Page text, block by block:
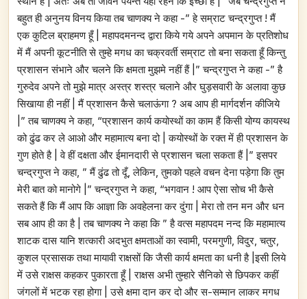
बहुत ही अनुनय विनय किया तब चाणक्य ने कहा -” हे सम्राट चन्द्रगुप्त ! मैं
एक कुटिल ब्राहमण हूँ | महापदमनन्द द्वारा किये गये अपने अपमान के प्रतिशोध
में मैं अपनी कूटनीति से तुम्हे मगध का चक्रवर्ती सम्राट तो बना सकता हूँ किन्तु
प्रशासन संभाने और चलने कि क्षमता मुझमे नहीं हैं |” चन्द्रगुप्त ने कहा -” है
गुरुदेव अपने तो मुझे मात्र अस्त्र शस्त्र चलाने और घुड़सवारी के अलावा कुछ
सिखाया ही नहीं | मैं प्रशासन कैसे चलाऊंगा ? अब आप ही मार्गदर्शन कीजिये
|” तब चाणक्य ने कहा, “प्रशासन कार्य कयोस्थों का काम हैं किसी योग्य कायस्थ
को ढुंढ कर ले आओ और महामात्य बना दो | कयोस्थों के रक्त में ही प्रशासन के
गुण होते है | वे हीं दक्षता और ईमानदारी से प्रशासन चला सकता हैं |” इसपर
चन्द्रगुप्त ने कहा, ” मैं ढुंढ तो दूँ, लेकिन, तुमको पहले वचन देना पड़ेगा कि तुम
मेरी बात को मानोगे |” चन्द्रगुप्त ने कहा, “भगवान ! आप ऐसा सोच भी कैसे
सकते हैं कि मैं आप कि आज्ञा कि अवहेलना कर दुंगा | मेरा तो तन मन और धन
सब आप ही का है | तब चाणक्य ने कहा कि ” है वत्स महापदम नन्द कि महामात्य
शाटक दास यानि शत्कारी अदभुत क्षमताओं का स्वामी, परमगुणी, विदुर, चतुर,
कुशल प्रसासक तथा मायावी राक्षसों कि जैसी कार्य क्षमता का धनी है |इसी लिये
में उसे राक्षस कहकर पुकारता हूँ | राक्षस अभी तुम्हारे सैनिको से छिपकर कहीं
जंगलों में भटक रहा होगा | उसे क्षमा दान कर दो और स-सम्मान लाकर मगध